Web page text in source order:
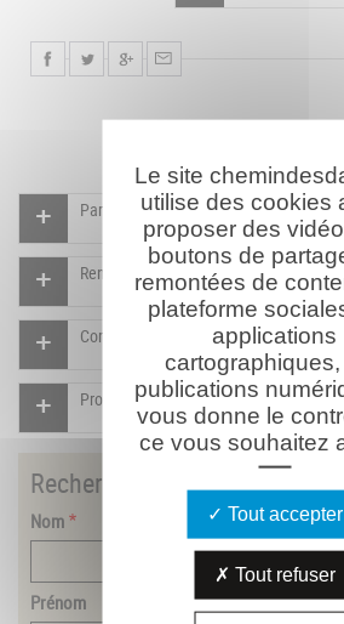
Participer à l'indexation du Mémorial
Rendre un hommage pour ce
Compléter la fiche pour ce combattant
Proposer un document pour ce
Rechercher un combattant
Nom
Prénom
Le site
utilise des cookies
proposer des
boutons de
remontées de
plateforme
applications
publications
vous donne le
ce vous souhaitez
Tout accepter
Tout refuser